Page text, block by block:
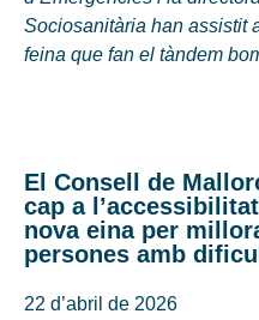
Sociosanitària han assistit
feina que fan el tàndem
El Consell de
cap a
nova eina per
persones amb
22 d’abril de 2026